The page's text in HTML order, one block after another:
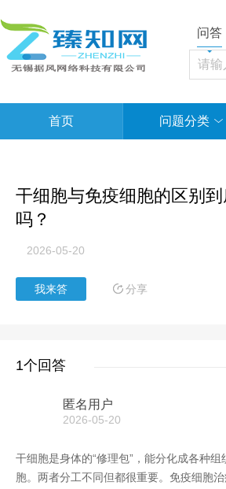
问答
首页 问题分类
干细胞与免疫细胞的区别
吗？
2026-05-20
我来答 分享
1个回答
匿名用户
2026-05-20
干细胞是身体的“修理包”，能分化成各种
胞。两者分工不同但都很重要。免疫细胞